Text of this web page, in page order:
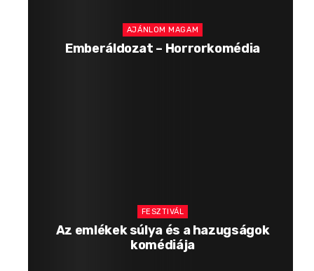
AJÁNLOM MAGAM
Emberáldozat – Horrorkomédia
FESZTIVÁL
Az emlékek súlya és a hazugságok
komédiája